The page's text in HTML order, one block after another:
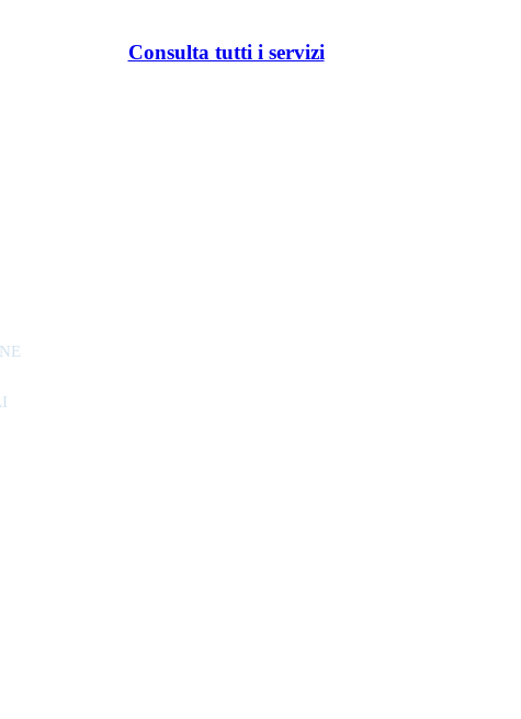
Consulta tutti i servizi